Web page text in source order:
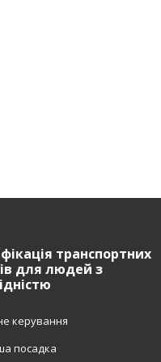
транспортних
для людей з
керування
посадка